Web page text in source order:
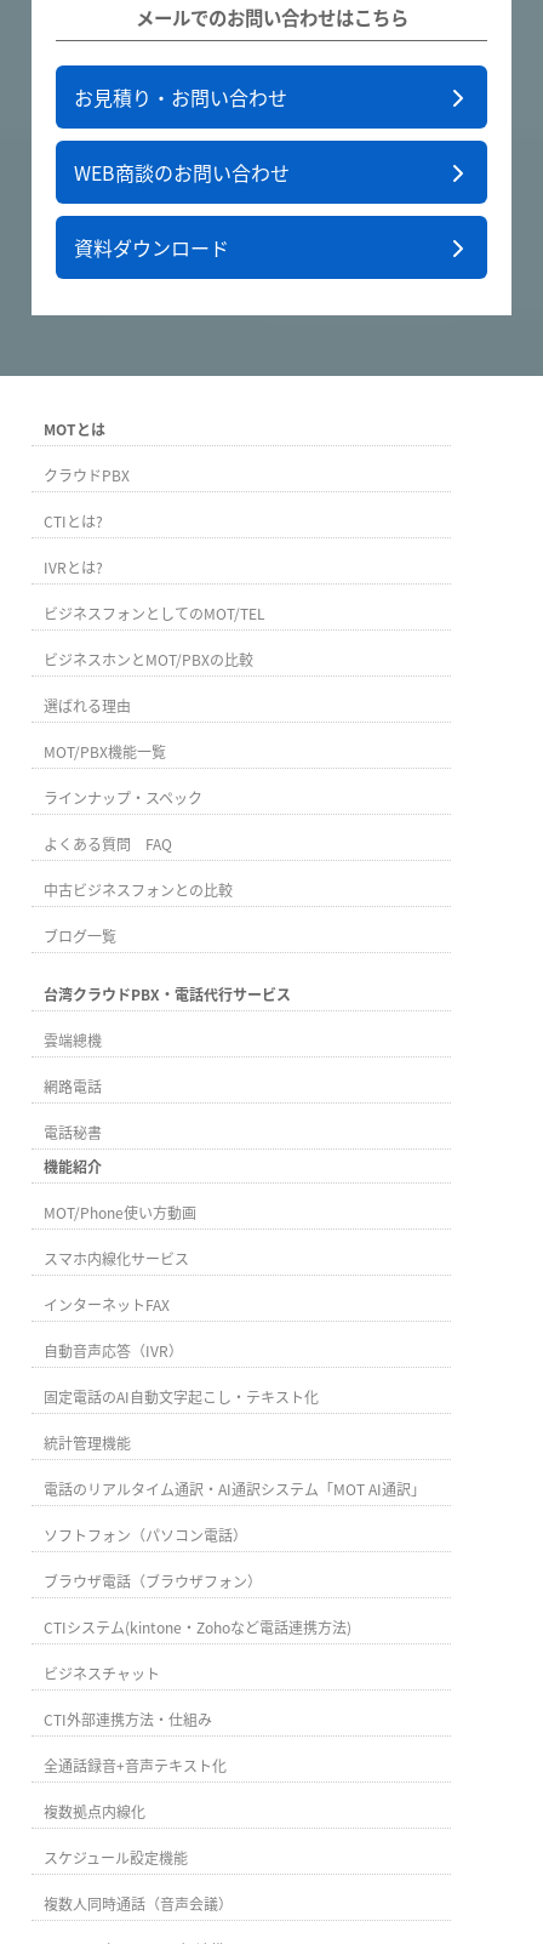
メールでのお問い合わせはこちら
お見積り・お問い合わせ
WEB商談のお問い合わせ
資料ダウンロード
MOTとは
クラウドPBX
CTIとは?
IVRとは?
ビジネスフォンとしてのMOT/TEL
ビジネスホンとMOT/PBXの比較
選ばれる理由
MOT/PBX機能一覧
ラインナップ・スペック
よくある質問 FAQ
中古ビジネスフォンとの比較
ブログ一覧
台湾クラウドPBX・電話代行サービス
雲端總機
網路電話
電話秘書
機能紹介
MOT/Phone使い方動画
スマホ内線化サービス
インターネットFAX
自動音声応答（IVR）
固定電話のAI自動文字起こし・テキスト化
統計管理機能
電話のリアルタイム通訳・AI通訳システム「MOT AI通訳」
ソフトフォン（パソコン電話）
ブラウザ電話（ブラウザフォン）
CTIシステム(kintone・Zohoなど電話連携方法)
ビジネスチャット
CTI外部連携方法・仕組み
全通話録音+音声テキスト化
複数拠点内線化
スケジュール設定機能
複数人同時通話（音声会議）